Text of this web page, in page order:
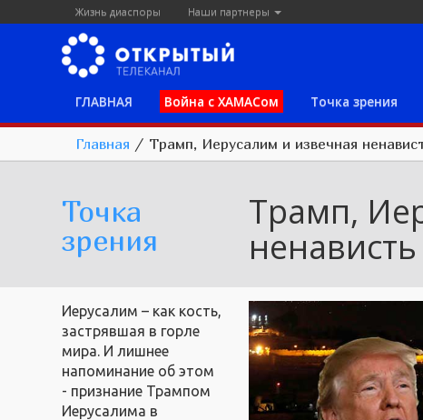
Жизнь диаспоры Наши партнеры
ГЛАВНАЯ Война с ХАМАСом Точка зрения
Главная / Трамп, Иерусалим и извечная
Точка
зрения
Трамп,
ненависть
Иерусалим – как кость,
застрявшая в горле
мира. И лишнее
напоминание об этом
- признание Трампом
Иерусалима в